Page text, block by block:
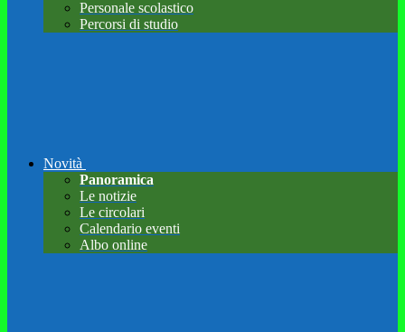
Personale scolastico
Percorsi di studio
Novità
Panoramica
Le notizie
Le circolari
Calendario eventi
Albo online